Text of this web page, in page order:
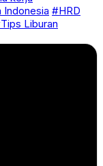
Indonesia #HRD
Liburan